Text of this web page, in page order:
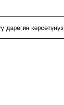
дарегин көрсөтүңүз